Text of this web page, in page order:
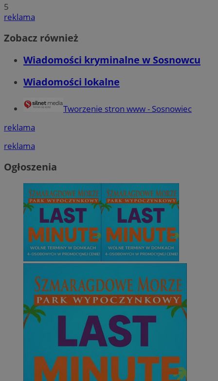
5
reklama
Zobacz również
Wiadomości kryminalne w Sosnowcu
Wiadomości lokalne
Tworzenie stron www - Sosnowiec
reklama
reklama
Ogłoszenia